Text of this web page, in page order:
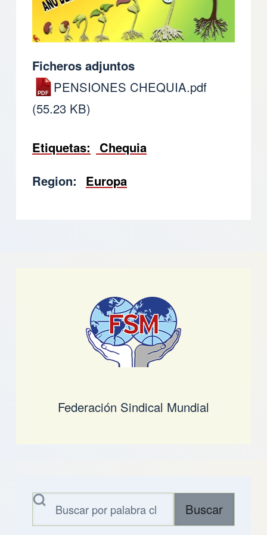
Ficheros adjuntos
PENSIONES CHEQUIA.pdf
(55.23 KB)
Etiquetas
Chequia
Region
Europa
Federación Sindical Mundial
Buscar